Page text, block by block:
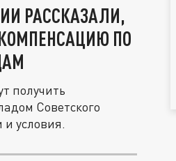
РАССКАЗАЛИ,
ПО
получить
Советского
условия.